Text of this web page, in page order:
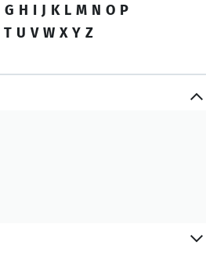
G H I J K L M N O P
T U V W X Y Z